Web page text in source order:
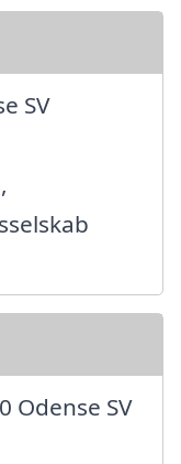
SV
Odense SV